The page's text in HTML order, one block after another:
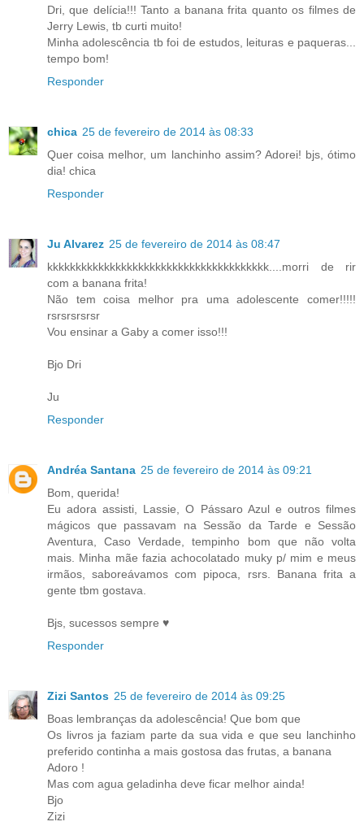
Dri, que delícia!!! Tanto a banana frita quanto os filmes de
Jerry Lewis, tb curti muito!
Minha adolescência tb foi de estudos, leituras e paqueras...
tempo bom!
Responder
chica 25 de fevereiro de 2014 às 08:33
Quer coisa melhor, um lanchinho assim? Adorei! bjs, ótimo
dia! chica
Responder
Ju Alvarez 25 de fevereiro de 2014 às 08:47
kkkkkkkkkkkkkkkkkkkkkkkkkkkkkkkkkkkkkkk....morri de rir
com a banana frita!
Não tem coisa melhor pra uma adolescente comer!!!!!
rsrsrsrsrsr
Vou ensinar a Gaby a comer isso!!!
Bjo Dri
Ju
Responder
Andréa Santana 25 de fevereiro de 2014 às 09:21
Bom, querida!
Eu adora assisti, Lassie, O Pássaro Azul e outros filmes
mágicos que passavam na Sessão da Tarde e Sessão
Aventura, Caso Verdade, tempinho bom que não volta
mais. Minha mãe fazia achocolatado muky p/ mim e meus
irmãos, saboreávamos com pipoca, rsrs. Banana frita a
gente tbm gostava.
Bjs, sucessos sempre ♥
Responder
Zizi Santos 25 de fevereiro de 2014 às 09:25
Boas lembranças da adolescência! Que bom que
Os livros ja faziam parte da sua vida e que seu lanchinho
preferido continha a mais gostosa das frutas, a banana
Adoro !
Mas com agua geladinha deve ficar melhor ainda!
Bjo
Zizi